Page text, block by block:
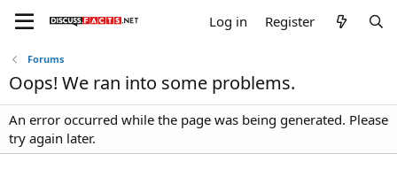
Log in Register
Forums
Oops! We ran into some problems.
An error occurred while the page was being generated. Please
try again later.